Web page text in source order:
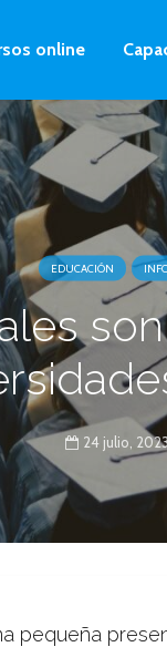
online
EDUCACIÓN
24 julio, 2023
pequeña